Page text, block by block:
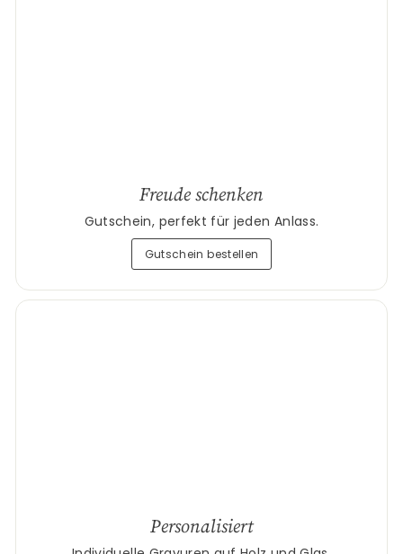
Freude schenken
Gutschein, perfekt für jeden Anlass.
Gutschein bestellen
Personalisiert